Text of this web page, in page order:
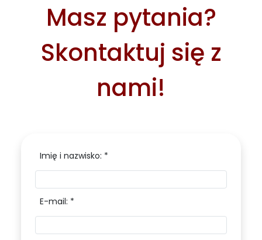
Masz pytania?
Skontaktuj się z
nami!
Imię i nazwisko: *
E-mail: *